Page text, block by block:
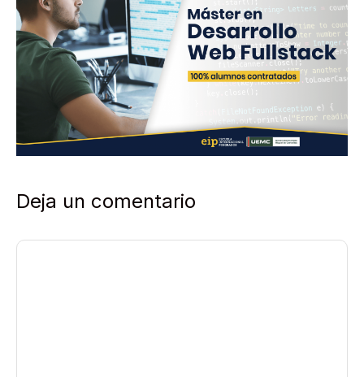
Deja un comentario
Comentario